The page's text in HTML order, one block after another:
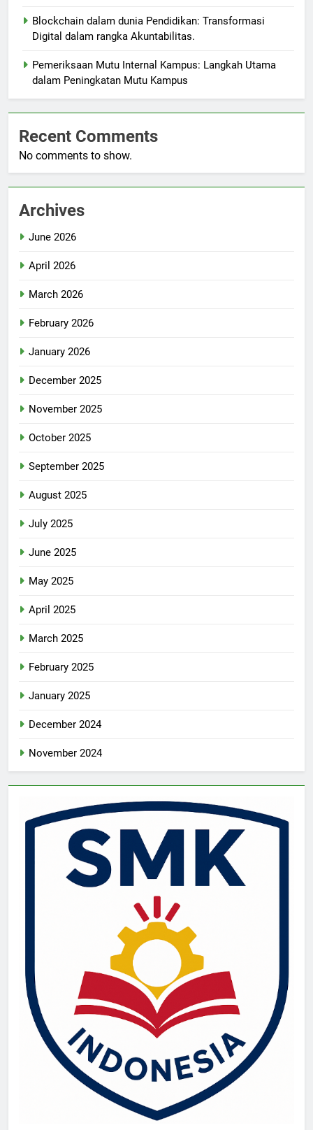
Blockchain dalam dunia Pendidikan: Transformasi
Digital dalam rangka Akuntabilitas.
Pemeriksaan Mutu Internal Kampus: Langkah Utama
dalam Peningkatan Mutu Kampus
Recent Comments
No comments to show.
Archives
June 2026
April 2026
March 2026
February 2026
January 2026
December 2025
November 2025
October 2025
September 2025
August 2025
July 2025
June 2025
May 2025
April 2025
March 2025
February 2025
January 2025
December 2024
November 2024